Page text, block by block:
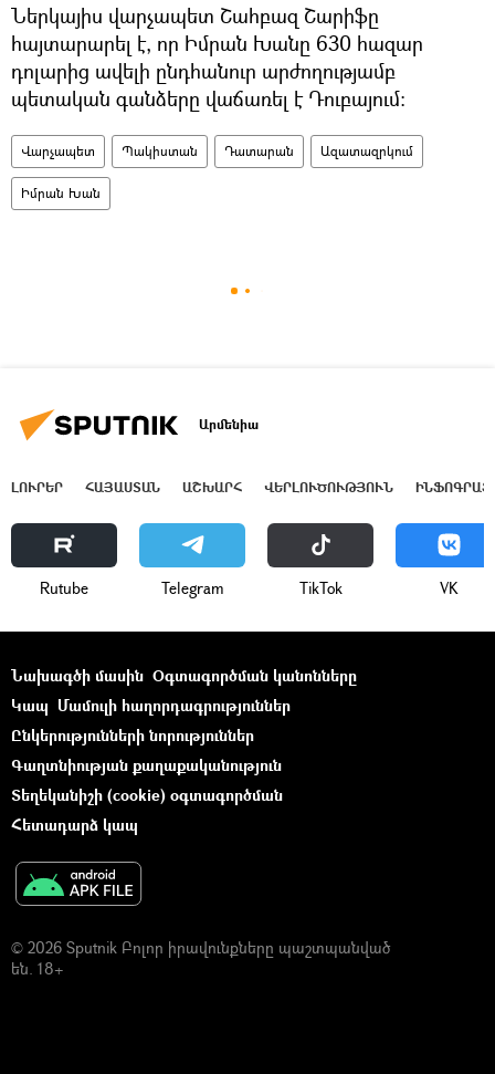
Ներկայիս վարչապետ Շահբազ Շարիֆը
հայտարարել է, որ Իմրան Խանը 630 հազար
դոլարից ավելի ընդհանուր արժողությամբ
պետական գանձերը վաճառել է Դուբայում։
Վարչապետ Պակիստան Դատարան Ազատազրկում
Իմրան Խան
Արմենիա
ԼՈՒՐԵՐ ՀԱՅԱՍՏԱՆ ԱՇԽԱՐՀ ՎԵՐԼՈՒԾՈՒԹՅՈՒՆ
Rutube Telegram ТikТоk VK
Նախագծի մասին Օգտագործման կանոնները
Կապ Մամուլի հաղորդագրություններ
Ընկերությունների նորություններ
Գաղտնիության քաղաքականություն
Տեղեկանիշի (cookie) օգտագործման
Հետադարձ կապ
© 2026 Sputnik Բոլոր իրավունքները պաշտպանված
են. 18+